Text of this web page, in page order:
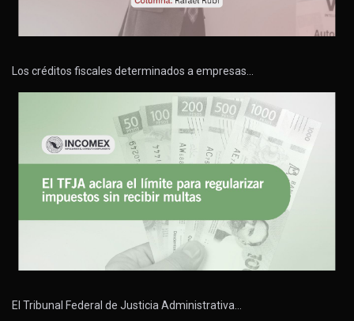
Los créditos fiscales determinados a empresas…
El Tribunal Federal de Justicia Administrativa…